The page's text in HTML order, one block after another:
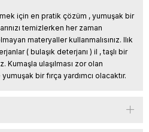
için en pratik çözüm , yumuşak bir
temizlerken her zaman
materyaller kullanmalısınız. Ilık
( bulaşık deterjanı ) il , taşlı bir
Kumaşla ulaşılması zor olan
bir fırça yardımcı olacaktır.